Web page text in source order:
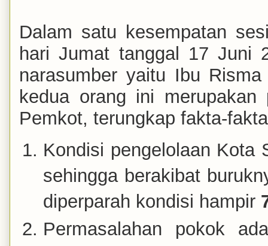
Dalam satu kesempatan
hari Jumat tanggal 17 Juni
narasumber yaitu Ibu
kedua orang ini
Pemkot, terungkap fakta-
Kondisi pengelolaan Kota
sehingga berakibat
diperparah kondisi hampir
Permasalahan pokok